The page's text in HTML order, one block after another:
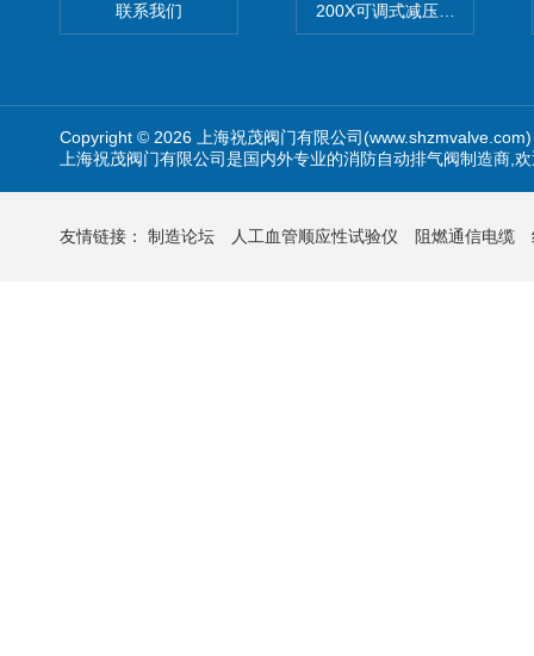
联系我们 200X可调式减压阀（减压稳
Copyright © 2026 上海祝茂阀门有限公司
上海祝茂阀门有限公司是国内外专业的消防自动排气阀制造商,
友情链接： 制造论坛 人工血管顺应性试验仪 阻燃通信电缆